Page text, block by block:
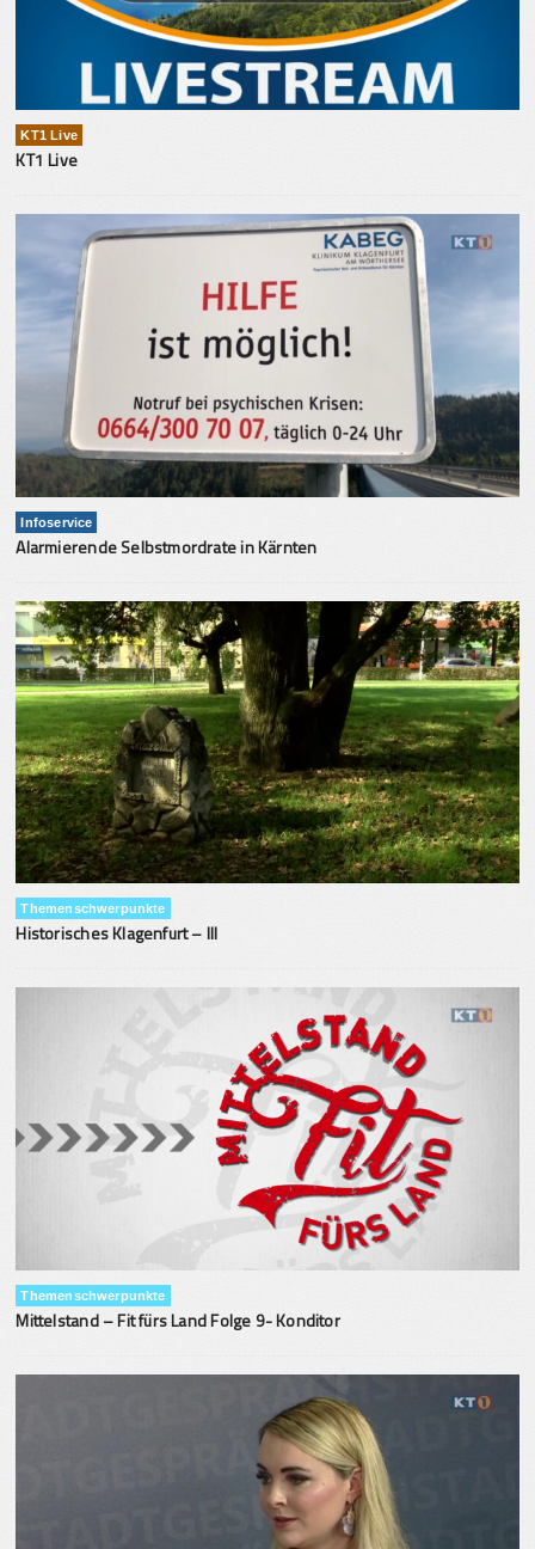
KT1 Live
KT1 Live
Infoservice
Alarmierende Selbstmordrate in Kärnten
Themenschwerpunkte
Historisches Klagenfurt – III
Themenschwerpunkte
Mittelstand – Fit fürs Land Folge 9- Konditor